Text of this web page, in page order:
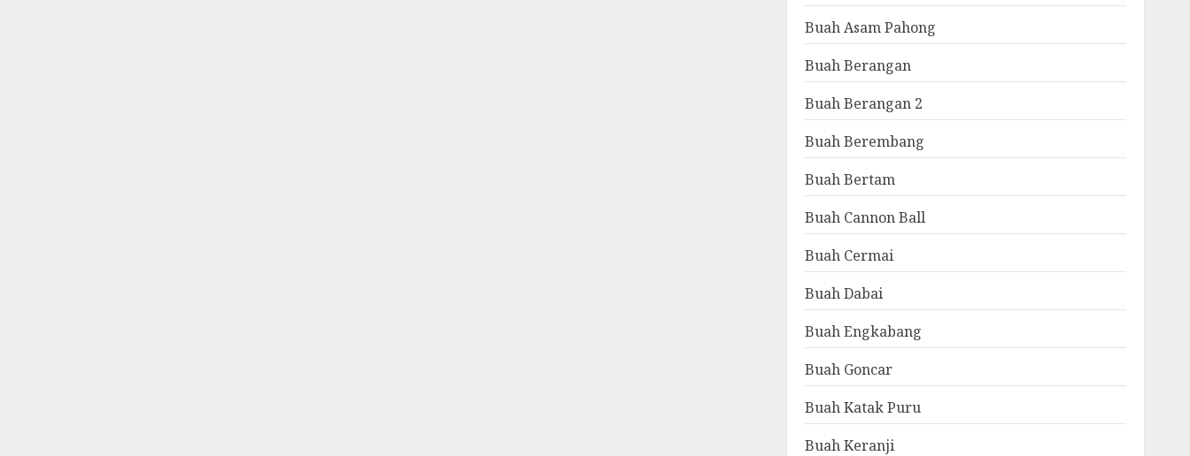
Buah Asam Pahong
Buah Berangan
Buah Berangan 2
Buah Berembang
Buah Bertam
Buah Cannon Ball
Buah Cermai
Buah Dabai
Buah Engkabang
Buah Goncar
Buah Katak Puru
Buah Keranji